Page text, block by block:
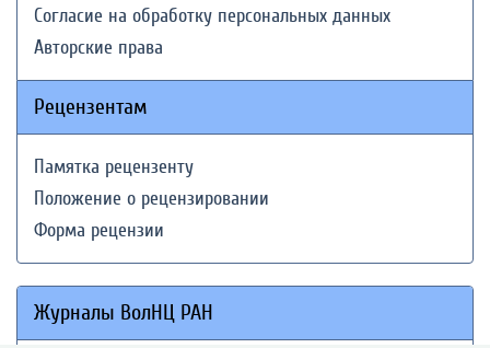
Согласие на обработку персональных данных
Авторские права
Рецензентам
Памятка рецензенту
Положение о рецензировании
Форма рецензии
Журналы ВолНЦ РАН